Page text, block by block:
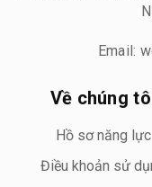
Email:
Về chúng
Hồ sơ năng lực
Điều khoản sử